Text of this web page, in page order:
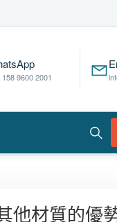
158 9600 2001
他材質的優